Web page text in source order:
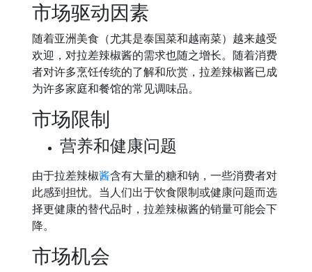
市场驱动因素
随着亚洲美食（尤其是泰国菜和越南菜）越来越受
欢迎，对拉差辣椒酱的需求也随之增长。随着消费
者对许多烹饪传统的了解和欣赏，拉差辣椒酱已成
为许多家庭和餐馆的常见调味品。
市场限制
营养和健康问题
由于拉差辣椒酱含有大量的糖和钠，一些消费者对
此感到担忧。当人们出于饮食限制或健康问题而选
择更健康的替代品时，拉差辣椒酱的销量可能会下
降。
市场机会